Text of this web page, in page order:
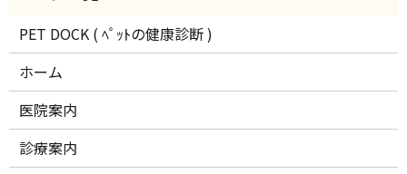
PET DOCK ( ﾍﾟｯﾄの健康診断 )
ホーム
医院案内
診療案内